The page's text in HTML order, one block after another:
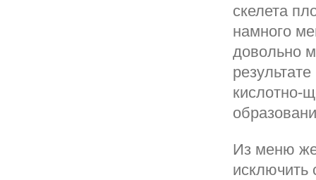
скелета
намного
довольно
кислотно-
Из меню
исключить